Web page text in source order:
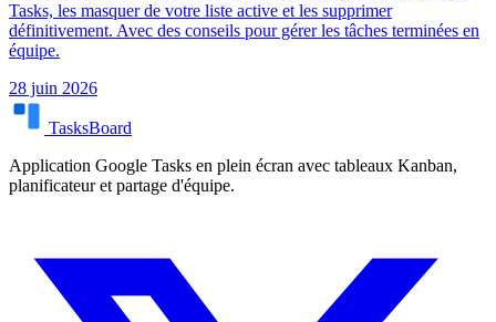
Tasks, les masquer de votre liste active et les supprimer
définitivement. Avec des conseils pour gérer les tâches terminées en
équipe.
28 juin 2026
TasksBoard
Application Google Tasks en plein écran avec tableaux Kanban,
planificateur et partage d'équipe.